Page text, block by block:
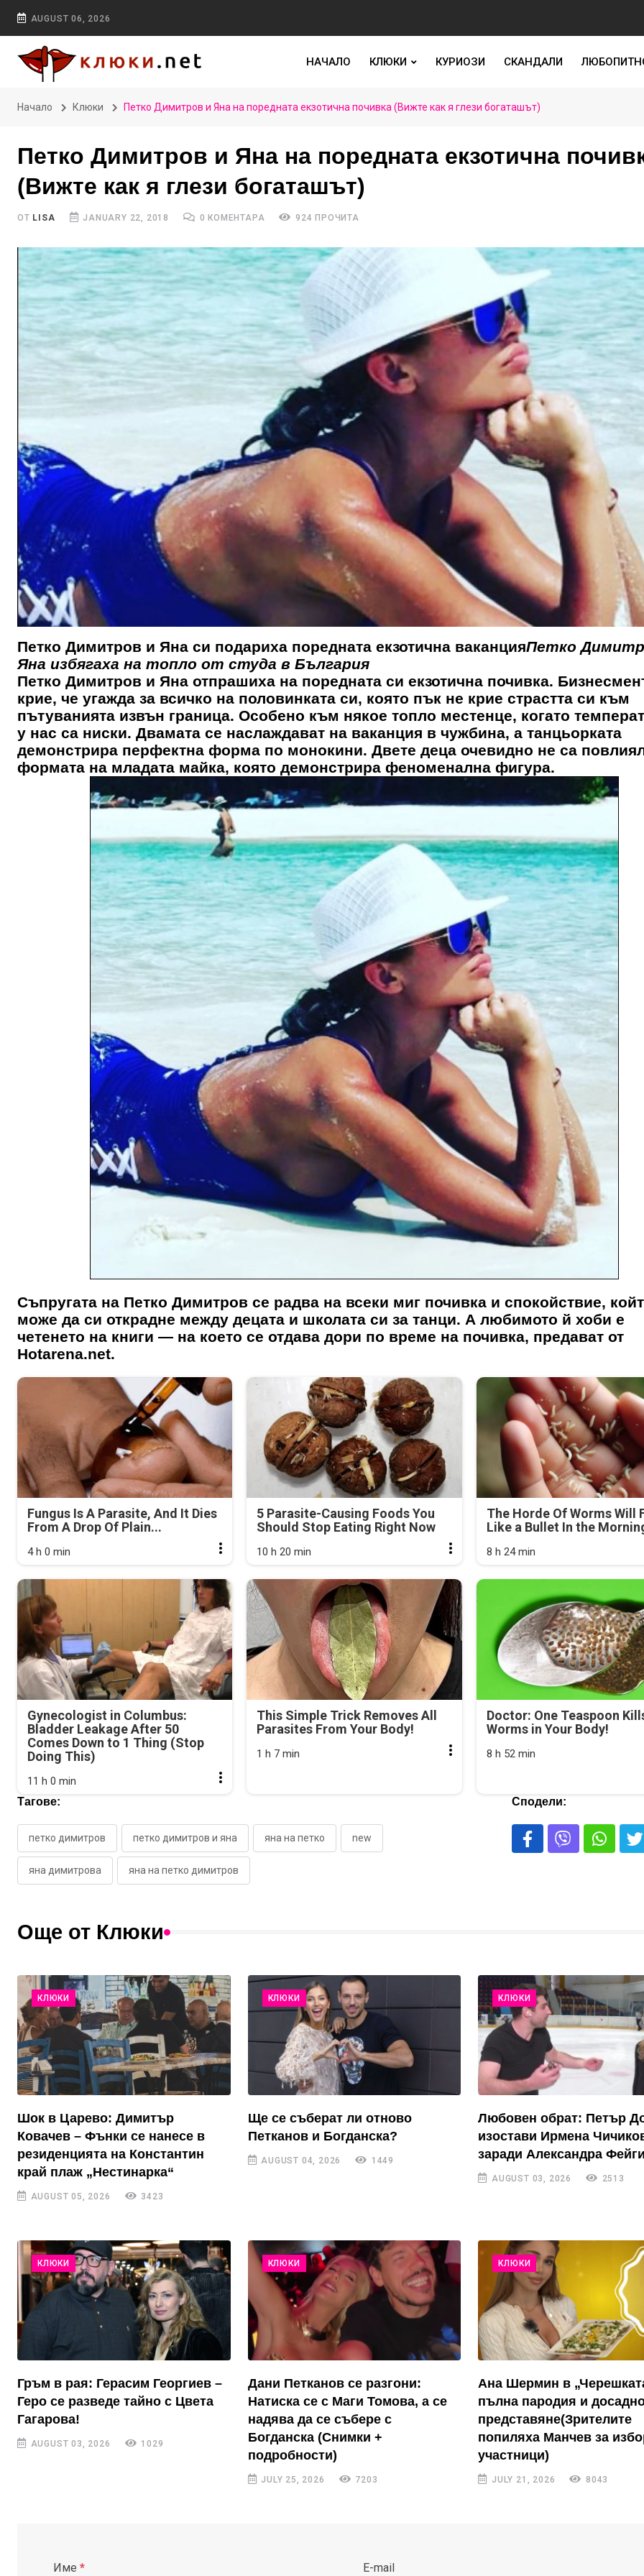
AUGUST 06, 2026
НАЧАЛО КЛЮКИ КУРИОЗИ СКАНДАЛИ
Начало Клюки Петко Димитров и Яна на поредната екзотична почивка (Вижте как я глези богаташът)
Петко Димитров и Яна на поредната екзотична
(Вижте как я глези богаташът)
ОТ LISA JANUARY 22, 2018 0 КОМЕНТАРА 924 ПРОЧИТА
Петко Димитров и Яна си подариха поредната екзотична ваканцияПетко
Яна избягаха на топло от студа в България
Петко Димитров и Яна отпрашиха на поредната си екзотична почивка.
крие, че угажда за всичко на половинката си, която пък не крие страстта си към
пътуванията извън граница. Особено към някое топло местенце, когато
у нас са ниски. Двамата се наслаждават на ваканция в чужбина, а танцьорката
демонстрира перфектна форма по монокини. Двете деца очевидно не са
формата на младата майка, която демонстрира феноменална фигура.
Съпругата на Петко Димитров се радва на всеки миг почивка и спокойствие,
може да си открадне между децата и школата си за танци. А любимото й хоби е
четенето на книги — на което се отдава дори по време на почивка, предават от
Hotarena.net.
Fungus Is A Parasite, And It Dies
From A Drop Of Plain...
4 h 0 min
5 Parasite-Causing Foods You
Should Stop Eating Right Now
10 h 20 min
The Horde Of Worms Will
Like a Bullet In the
8 h 24 min
Gynecologist in Columbus:
Bladder Leakage After 50
Comes Down to 1 Thing (Stop
Doing This)
11 h 0 min
This Simple Trick Removes All
Parasites From Your Body!
1 h 7 min
Doctor: One Teaspoon
Worms in Your Body!
8 h 52 min
Тагове:
петко димитров петко димитров и яна яна на петко new
яна димитрова яна на петко димитров
Сподели:
Още от Клюки
КЛЮКИ
Шок в Царево: Димитър
Ковачев – Фънки се нанесе в
резиденцията на Константин
край плаж „Нестинарка“
AUGUST 05, 2026 3423
КЛЮКИ
Ще се съберат ли отново
Петканов и Богданска?
AUGUST 04, 2026 1449
КЛЮКИ
Любовен обрат: Петър
изостави Ирмена
заради Александра
AUGUST 03, 2026 2513
КЛЮКИ
Гръм в рая: Герасим Георгиев –
Геро се разведе тайно с Цвета
Гагарова!
AUGUST 03, 2026 1029
КЛЮКИ
Дани Петканов се разгони:
Натиска се с Маги Томова, а се
надява да се събере с
Богданска (Снимки +
подробности)
JULY 25, 2026 7203
КЛЮКИ
Ана Шермин в
пълна пародия и
представяне(Зрителите
попиляха Манчев за
участници)
JULY 21, 2026 8043
Име * E-mail